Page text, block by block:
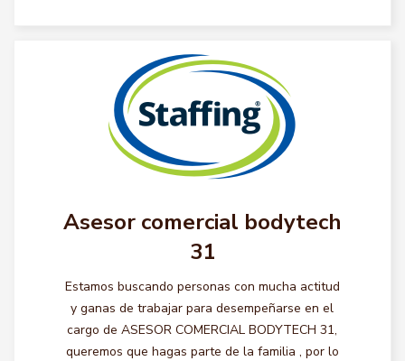
Asesor comercial bodytech
31
Estamos buscando personas con mucha actitud
y ganas de trabajar para desempeñarse en el
cargo de ASESOR COMERCIAL BODYTECH 31,
queremos que hagas parte de la familia , por lo